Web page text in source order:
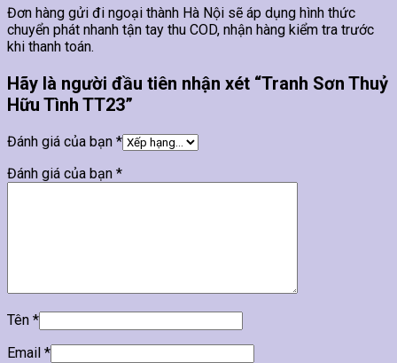
Đơn hàng gửi đi ngoại thành Hà Nội sẽ áp dụng hình thức
chuyển phát nhanh tận tay thu COD, nhận hàng kiểm tra trước
khi thanh toán.
Hãy là người đầu tiên nhận xét “Tranh Sơn Thuỷ
Hữu Tình TT23”
Đánh giá của bạn *
Đánh giá của bạn *
Tên *
Email *